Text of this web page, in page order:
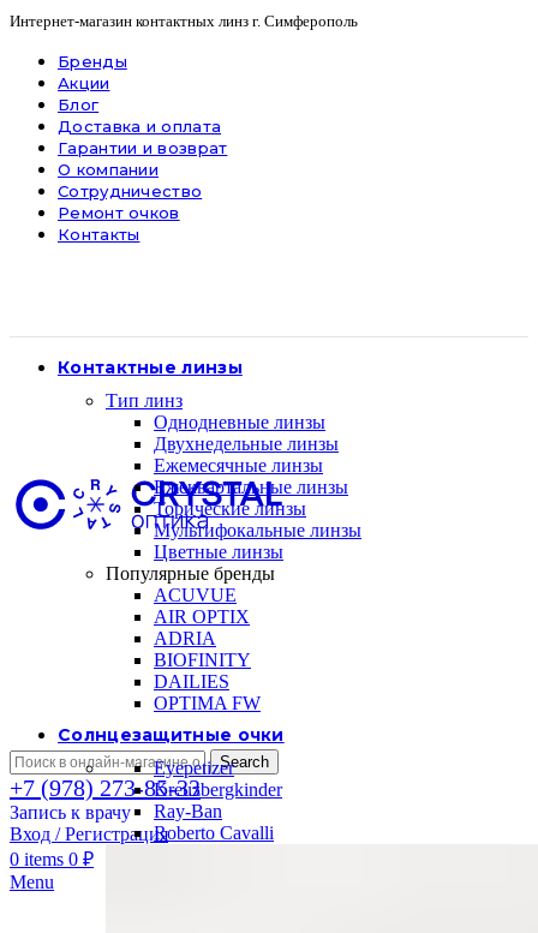
Интернет-магазин контактных линз г. Симферополь
Бренды
Акции
Блог
Доставка и оплата
Гарантии и возврат
О компании
Сотрудничество
Ремонт очков
Контакты
Search
+7 (978) 273-85-33
Запись к врачу
Вход / Регистрация
0 items 0 ₽
Menu
Контактные линзы
Тип линз
Однодневные линзы
Двухнедельные линзы
Ежемесячные линзы
Ежеквартальные линзы
Торические линзы
Мультифокальные линзы
Цветные линзы
Популярные бренды
ACUVUE
AIR OPTIX
ADRIA
BIOFINITY
DAILIES
OPTIMA FW
Солнцезащитные очки
Eyepetizer
Kreuzbergkinder
Ray-Ban
Roberto Cavalli